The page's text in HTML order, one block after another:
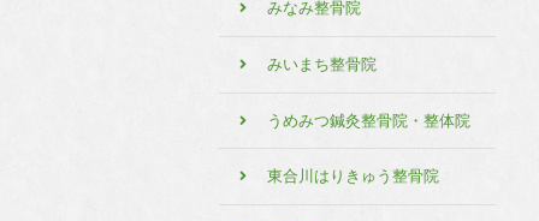
みなみ整骨院
みいまち整骨院
うめみつ鍼灸整骨院・整体院
東合川はりきゅう整骨院